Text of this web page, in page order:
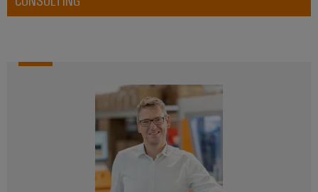
integradas
para
ferroviario
Soluciones
modernas
Accesorios
automáticas
Software
Señalizadores
Impresoras